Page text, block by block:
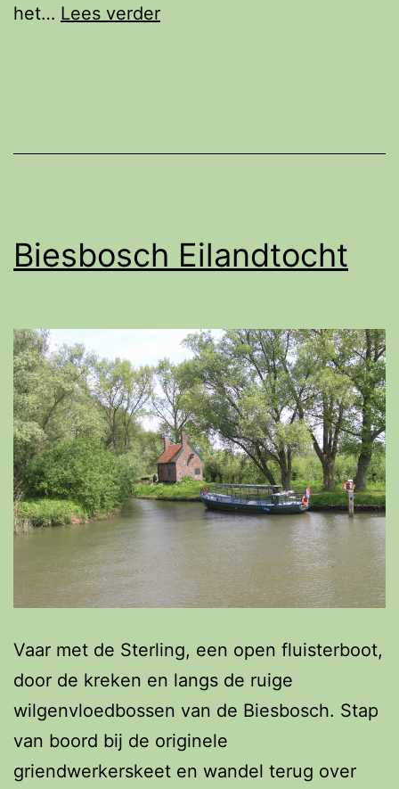
het… Lees verderBiesbosch
Biesbosch Eilandtocht
Vaar met de Sterling, een open fluisterboot,
door de kreken en langs de ruige
wilgenvloedbossen van de Biesbosch. Stap
van boord bij de originele
griendwerkerskeet en wandel terug over